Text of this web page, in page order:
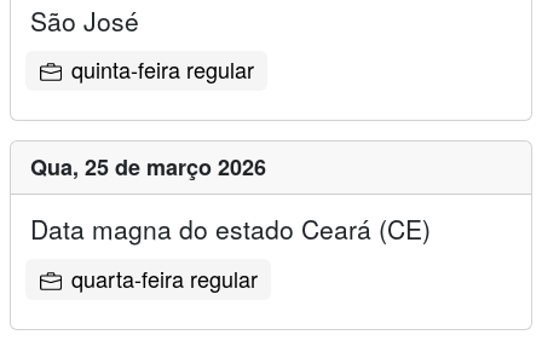
São José
quinta-feira regular
Qua, 25 de março 2026
Data magna do estado Ceará (CE)
quarta-feira regular